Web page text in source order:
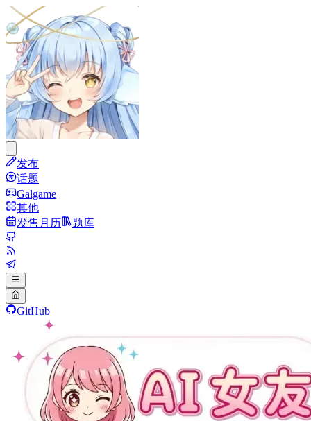
发布
话题
Galgame
其他
发售月历
题库
GitHub